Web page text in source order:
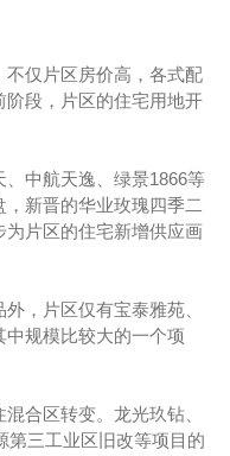
仅片区房价高，各式配
段，片区的住宅用地开
中航天逸、绿景1866等
新晋的华业玫瑰四季二
片区的住宅新增供应画
，片区仅有宝泰雅苑、
规模比较大的一个项
合区转变。龙光玖钻、
第三工业区旧改等项目的